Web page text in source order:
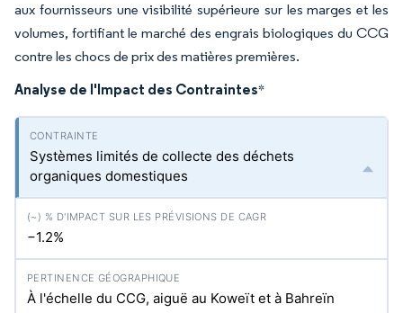
aux fournisseurs une visibilité supérieure sur les marges et les
volumes, fortifiant le marché des engrais biologiques du CCG
contre les chocs de prix des matières premières.
Analyse de l'Impact des Contraintes*
Systèmes limités de collecte des déchets
organiques domestiques
−1.2%
À l'échelle du CCG, aiguë au Koweït et à Bahreïn